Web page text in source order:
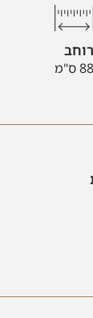
רוחב
88 ס"מ